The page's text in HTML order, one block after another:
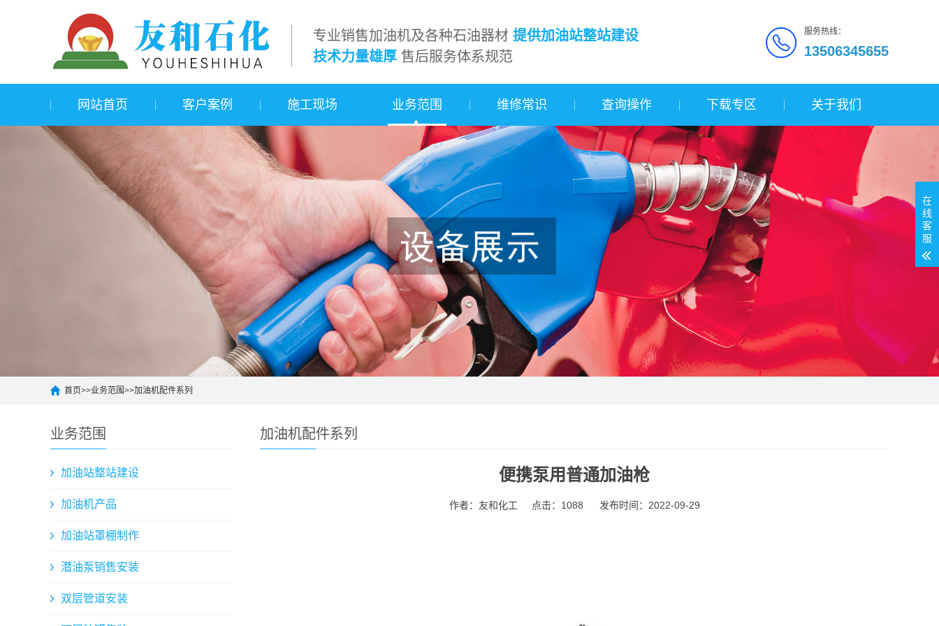
服务热线：
13506345655
专业销售加油机及各种石油器材 提供加油站整站建设
技术力量雄厚 售后服务体系规范
网站首页 客户案例 施工现场 业务范围 维修常识 查询操作 下载专区 关于我们
首页>>业务范围>>加油机配件系列
业务范围
加油站整站建设
加油机产品
加油站罩棚制作
潜油泵销售安装
双层管道安装
加油机配件系列
便携泵用普通加油枪
作者：友和化工 点击：1088 发布时间：2022-09-29
在
线
客
服